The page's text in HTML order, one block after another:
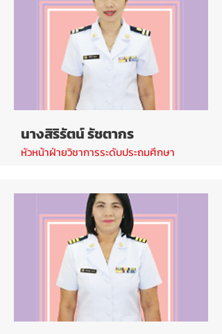
นางสิริรัตน์ รัชตากร
หัวหน้าฝ่ายวิชาการระดับประถมศึกษา